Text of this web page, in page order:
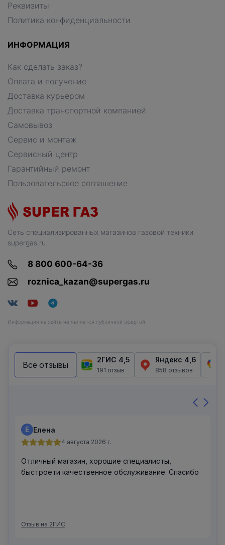
Сеть специализированных магазинов газовой техники
supergas.ru
8 800 600-64-36
roznica_kazan@supergas.ru
Информация на сайте не является публичной офертой
Реквизиты
Политика конфиденциальности
ИНФОРМАЦИЯ
Как сделать заказ?
Оплата и получение
Доставка курьером
Доставка транспортной компанией
Самовывоз
Сервис и монтаж
Сервисный центр
Гарантийный ремонт
Пользовательское соглашение